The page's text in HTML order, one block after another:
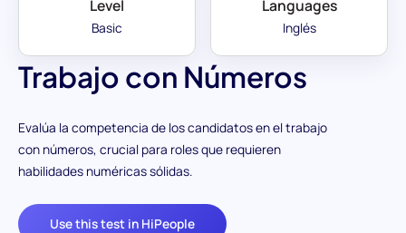
Trabajo con Números
Evalúa la competencia de los candidatos en el trabajo
con números, crucial para roles que requieren
habilidades numéricas sólidas.
Use this test in HiPeople
Level
Basic
Languages
Inglés